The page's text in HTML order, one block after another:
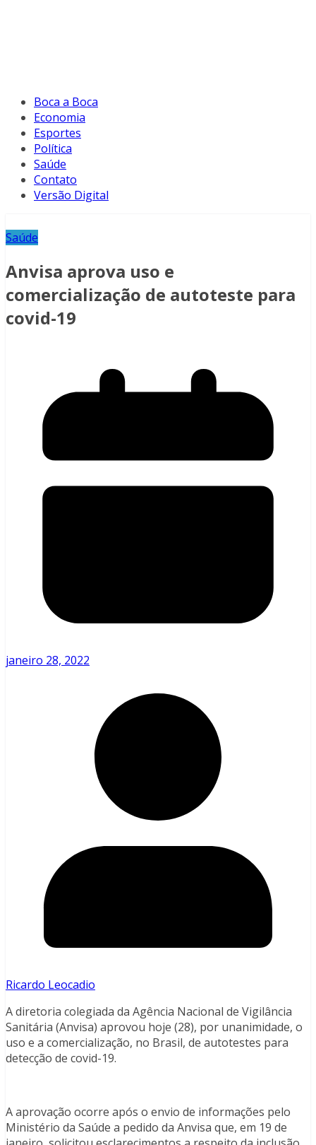
Boca a Boca
Economia
Esportes
Política
Saúde
Contato
Versão Digital
Saúde
Anvisa aprova uso e
comercialização de autoteste para
covid-19
janeiro 28, 2022
Ricardo Leocadio
A diretoria colegiada da Agência Nacional de Vigilância
Sanitária (Anvisa) aprovou hoje (28), por unanimidade, o
uso e a comercialização, no Brasil, de autotestes para
detecção de covid-19.
A aprovação ocorre após o envio de informações pelo
Ministério da Saúde a pedido da Anvisa que, em 19 de